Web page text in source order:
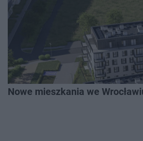
Nowe mieszkania we